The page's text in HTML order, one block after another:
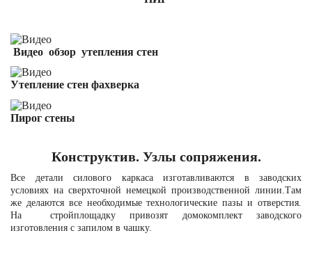
Видео обзор утепления стен
Утепление стен фахверка
Пирог стены
Конструктив. Узлы сопряжения.
Все детали силового каркаса изготавливаются в заводских
условиях на сверхточной немецкой производственной линии.Там
же делаются все необходимые технологические пазы и отверстия.
На стройплощадку привозят домокомплект заводского
изготовления с запилом в чашку.